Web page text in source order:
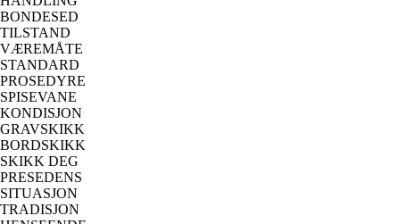
BONDESED
TILSTAND
VÆREMÅTE
STANDARD
PROSEDYRE
SPISEVANE
KONDISJON
GRAVSKIKK
BORDSKIKK
SKIKK DEG
PRESEDENS
SITUASJON
TRADISJON